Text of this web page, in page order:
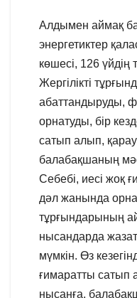
Алдымен аймақ
энергетиктер
көшесі, 126 үйдің
Жергілікті
абаттандыруды,
орнатуды, бір
сатып алып,
балабақшаның
Себебі, иесі жоқ
дәл жанында
тұрғындарының
нысандарда
мүмкін. Өз
ғимаратты сатып
нысанға,